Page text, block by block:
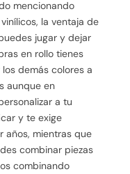
mencionando
la ventaja de
jugar y dejar
en rollo tienes
demás colores a
aunque en
a tu
y te exige
años, mientras que
combinar piezas
combinando